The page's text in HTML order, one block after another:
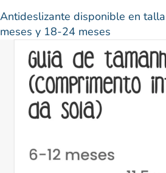
Antideslizante disponible en
meses y 18-24 meses